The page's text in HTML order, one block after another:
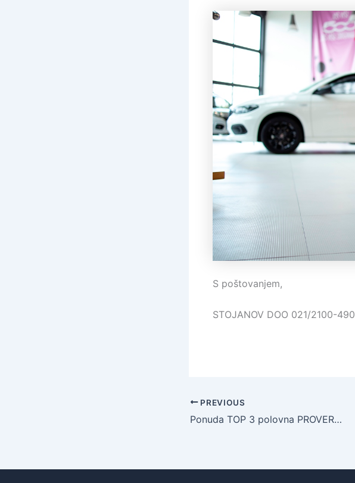
S poštovanjem,
STOJANOV DOO 021/2100-490
PREVIOUS
Ponuda TOP 3 polovna PROVERENA vozila do 10.000 €